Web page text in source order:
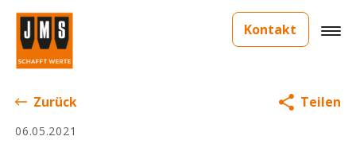
Kontakt
Zurück
06.05.2021
Teilen